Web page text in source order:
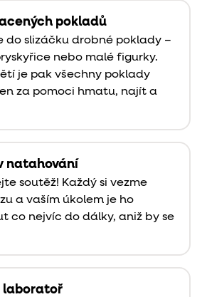
pokladů
do slizáčku drobné poklady –
nebo malé figurky.
je pak všechny poklady
za pomoci hmatu, najít a
natahování
soutěž! Každý si vezme
a vaším úkolem je ho
co nejvíc do dálky, aniž by se
laboratoř